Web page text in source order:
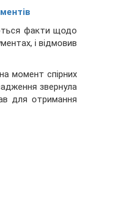
факти щодо
і відмовив
момент спірних
звернула
для отримання